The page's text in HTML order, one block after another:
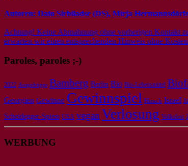
Autoren: Dato Sirbiladse (DS), Mirja
Achtung! Keine Abmahnung ohne vorherigen Kontakt
erwarten wir einen entsprechenden Hinweis ohne
Paroles, paroles ;-)
2022 Ausgehtipps Bamberg Berlin Bio Bio-Lebensmittel
Georgien Gewinne Gewinnspiel Hirsch Israel
Scheidegger-Spiess USA vegan Verlosung Volksfest
WERBUNG